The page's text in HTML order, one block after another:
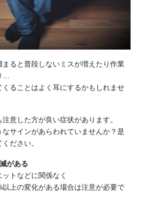
ると普段しないミスが増えたり作業
…
くることはよく耳にするかもしれませ
意した方が良い症状があります。
サインがあらわれていませんか？是
ださい。
がある
トなどに関係なく
以上の変化がある場合は注意が必要で